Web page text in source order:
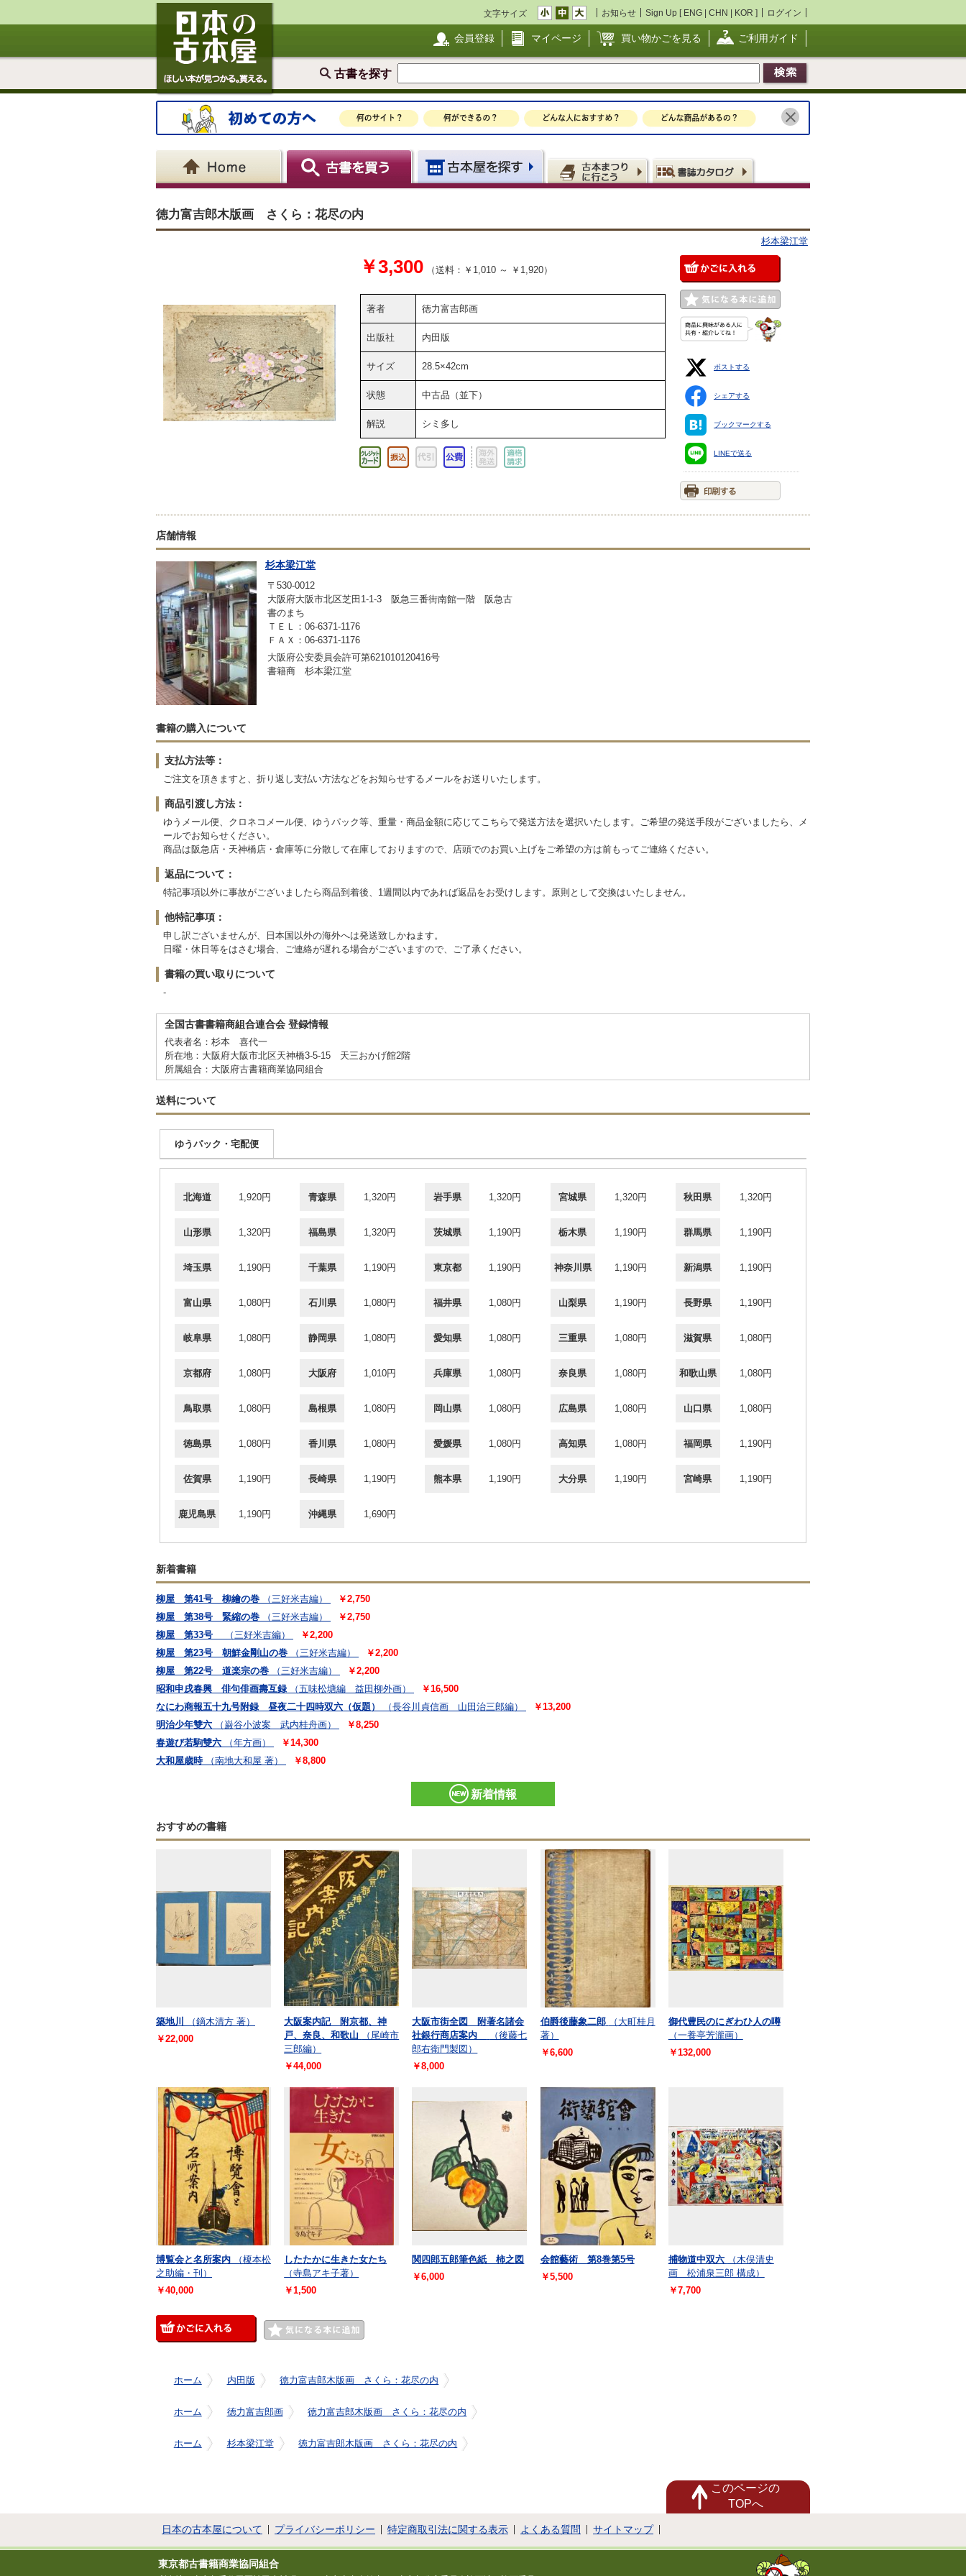
文字サイズ お知らせ Sign Up [ ENG | CHN | KOR ] ログイン
会員登録 マイページ 買い物かごを見る ご利用ガイド
古書を探す
徳力富吉郎木版画 さくら：花尽の内
杉本梁江堂
￥3,300 （送料：￥1,010 ～ ￥1,920）
著者 徳力富吉郎画
出版社 内田版
サイズ 28.5×42cm
状態 中古品（並下）
解説 シミ多し
ポストする
シェアする
ブックマークする
LINEで送る
店舗情報
杉本梁江堂
〒530-0012
大阪府大阪市北区芝田1-1-3 阪急三番街南館一階 阪急古
書のまち
ＴＥＬ：06-6371-1176
ＦＡＸ：06-6371-1176
大阪府公安委員会許可第621010120416号
書籍商 杉本梁江堂
書籍の購入について
支払方法等：
ご注文を頂きますと、折り返し支払い方法などをお知らせするメールをお送りいたします。
商品引渡し方法：
ゆうメール便、クロネコメール便、ゆうパック等、重量・商品金額に応じてこちらで発送方法を選択いたします。ご希望の発送手段がございましたら、メ
ールでお知らせください。
商品は阪急店・天神橋店・倉庫等に分散して在庫しておりますので、店頭でのお買い上げをご希望の方は前もってご連絡ください。
返品について：
特記事項以外に事故がございましたら商品到着後、1週間以内であれば返品をお受けします。原則として交換はいたしません。
他特記事項：
申し訳ございませんが、日本国以外の海外へは発送致しかねます。
日曜・休日等をはさむ場合、ご連絡が遅れる場合がございますので、ご了承ください。
書籍の買い取りについて
-
全国古書書籍商組合連合会 登録情報
代表者名：杉本 喜代一
所在地：大阪府大阪市北区天神橋3-5-15 天三おかげ館2階
所属組合：大阪府古書籍商業協同組合
送料について
ゆうパック・宅配便
北海道 1,920円 青森県 1,320円 岩手県 1,320円 宮城県 1,320円 秋田県 1,320円
山形県 1,320円 福島県 1,320円 茨城県 1,190円 栃木県 1,190円 群馬県 1,190円
埼玉県 1,190円 千葉県 1,190円 東京都 1,190円 神奈川県 1,190円 新潟県 1,190円
富山県 1,080円 石川県 1,080円 福井県 1,080円 山梨県 1,190円 長野県 1,190円
岐阜県 1,080円 静岡県 1,080円 愛知県 1,080円 三重県 1,080円 滋賀県 1,080円
京都府 1,080円 大阪府 1,010円 兵庫県 1,080円 奈良県 1,080円 和歌山県 1,080円
鳥取県 1,080円 島根県 1,080円 岡山県 1,080円 広島県 1,080円 山口県 1,080円
徳島県 1,080円 香川県 1,080円 愛媛県 1,080円 高知県 1,080円 福岡県 1,190円
佐賀県 1,190円 長崎県 1,190円 熊本県 1,190円 大分県 1,190円 宮崎県 1,190円
鹿児島県 1,190円 沖縄県 1,690円
新着書籍
柳屋 第41号 柳繪の巻 （三好米吉編）
￥2,750
柳屋 第38号 緊縮の巻
（三好米吉編）
￥2,750
柳屋 第33号
（三好米吉編）
￥2,200
柳屋 第23号 朝鮮金剛山の巻
（三好米吉編）
￥2,200
柳屋 第22号 道楽宗の巻
（三好米吉編）
￥2,200
昭和申戌春興 俳句俳画壽互録
（五味松塘編 益田柳外画）
￥16,500
なにわ商報五十九号附録 昼夜二十四時双六（仮題）
（長谷川貞信画 山田治三郎編）
￥13,200
明治少年雙六
（巌谷小波案 武内桂舟画）
￥8,250
春遊び若駒雙六
（年方画）
￥14,300
大和屋歳時
（南地大和屋 著） ￥8,800
新着情報
おすすめの書籍
築地川
（鏑木清方 著）
￥22,000
大阪案内記 附京都、神
戸、奈良、和歌山
（尾崎市
三郎編）
￥44,000
大阪市街全図 附著名諸会
社銀行商店案内
（後藤七
郎右衛門製図）
￥8,000
伯爵後藤象二郎
（大町桂月
著）
￥6,600
御代豊民のにぎわひ人の噂
（一養亭芳瀧画）
￥132,000
博覧会と名所案内
（榎本松
之助編・刊）
￥40,000
したたかに生きた女たち
（寺島アキ子著）
￥1,500
関四郎五郎筆色紙 柿之図
￥6,000
会館藝術 第8巻第5号
￥5,500
捕物道中双六
（木俣清史
画 松浦泉三郎 構成）
￥7,700
ホーム 内田版 徳力富吉郎木版画 さくら：花尽の内
ホーム 徳力富吉郎画 徳力富吉郎木版画 さくら：花尽の内
ホーム 杉本梁江堂 徳力富吉郎木版画 さくら：花尽の内
このページの
TOPへ
日本の古本屋について プライバシーポリシー 特定商取引法に関する表示 よくある質問 サイトマップ
東京都古書籍商業協同組合